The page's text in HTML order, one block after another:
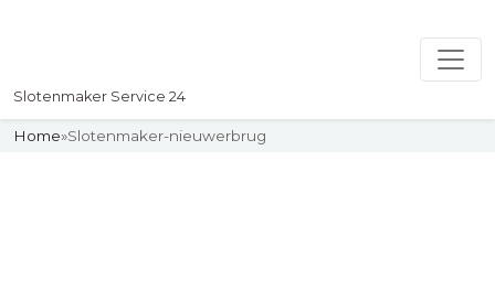
Slotenmaker Service 24
Home»Slotenmaker-nieuwerbrug